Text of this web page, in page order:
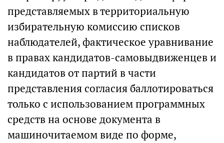
представляемых в территориальную
избирательную комиссию списков
наблюдателей, фактическое уравнивание
в правах кандидатов-самовыдвиженцев и
кандидатов от партий в части
представления согласия баллотироваться
только с использованием программных
средств на основе документа в
машиночитаемом виде по форме,